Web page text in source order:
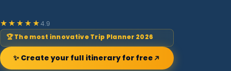
★★★★★4.9
🏆 The most innovative Trip Planner 2026
✨ Create your full itinerary for free